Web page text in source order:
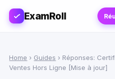
ExamRoll
Home › Guides › Réponses:
Ventes Hors Ligne [Mise à jour]